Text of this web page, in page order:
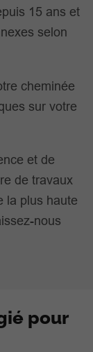
15 ans et
selon
cheminée
sur votre
et de
de travaux
la plus haute
nous
pour